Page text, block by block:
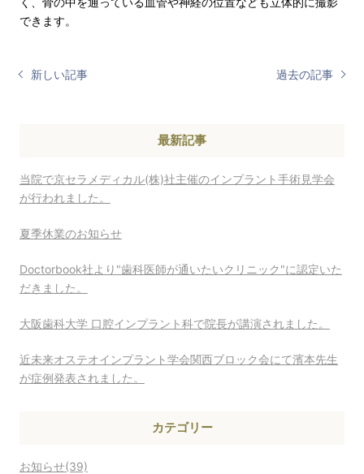
できます。
新しい記事 過去の記事
最新記事
当院で京セラメディカル(株)社主催のインプラント手術見学会
が行われました。
夏季休業のお知らせ
Doctorbook社より"歯科医師が通いたいクリニック"に認定いた
だきました。
大阪歯科大学 口腔インプラント科で院長が講演されました。
近未来オステオインプラント学会関西ブロック会にて濱本先生
が症例発表されました。
カテゴリー
お知らせ(39)